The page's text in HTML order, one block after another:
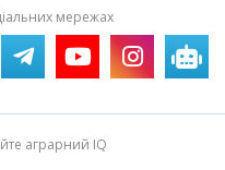
мережах
аграрний IQ